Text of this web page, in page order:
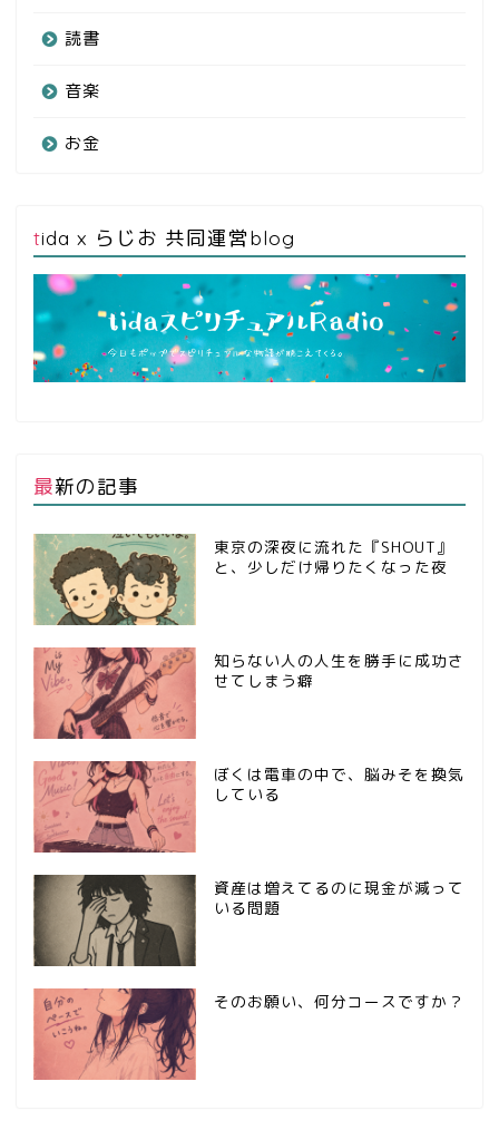
読書
音楽
お金
tida x らじお 共同運営blog
最新の記事
東京の深夜に流れた『SHOUT』
と、少しだけ帰りたくなった夜
知らない人の人生を勝手に成功さ
せてしまう癖
ぼくは電車の中で、脳みそを換気
している
資産は増えてるのに現金が減って
いる問題
そのお願い、何分コースですか？